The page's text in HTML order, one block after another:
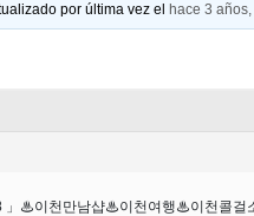
por última vez el hace 3
」♨이천만남샵♨이천여행♨이천콜